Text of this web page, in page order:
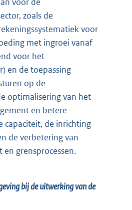
zoals de
voor
met ingroei vanaf
voor het
en de toepassing
op de
optimalisering van het
en betere
capaciteit, de inrichting
de verbetering van
grensprocessen.
bij de uitwerking van de